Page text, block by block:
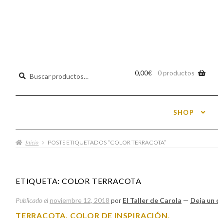
Buscar
0,00€ 0 productos
SHOP
Inicio POSTS ETIQUETADOS “COLOR TERRACOTA”
ETIQUETA:COLOR TERRACOTA
Publicado el noviembre 12, 2018 por El Taller de Carola — Deja un
TERRACOTA, COLOR DE INSPIRACIÓN.